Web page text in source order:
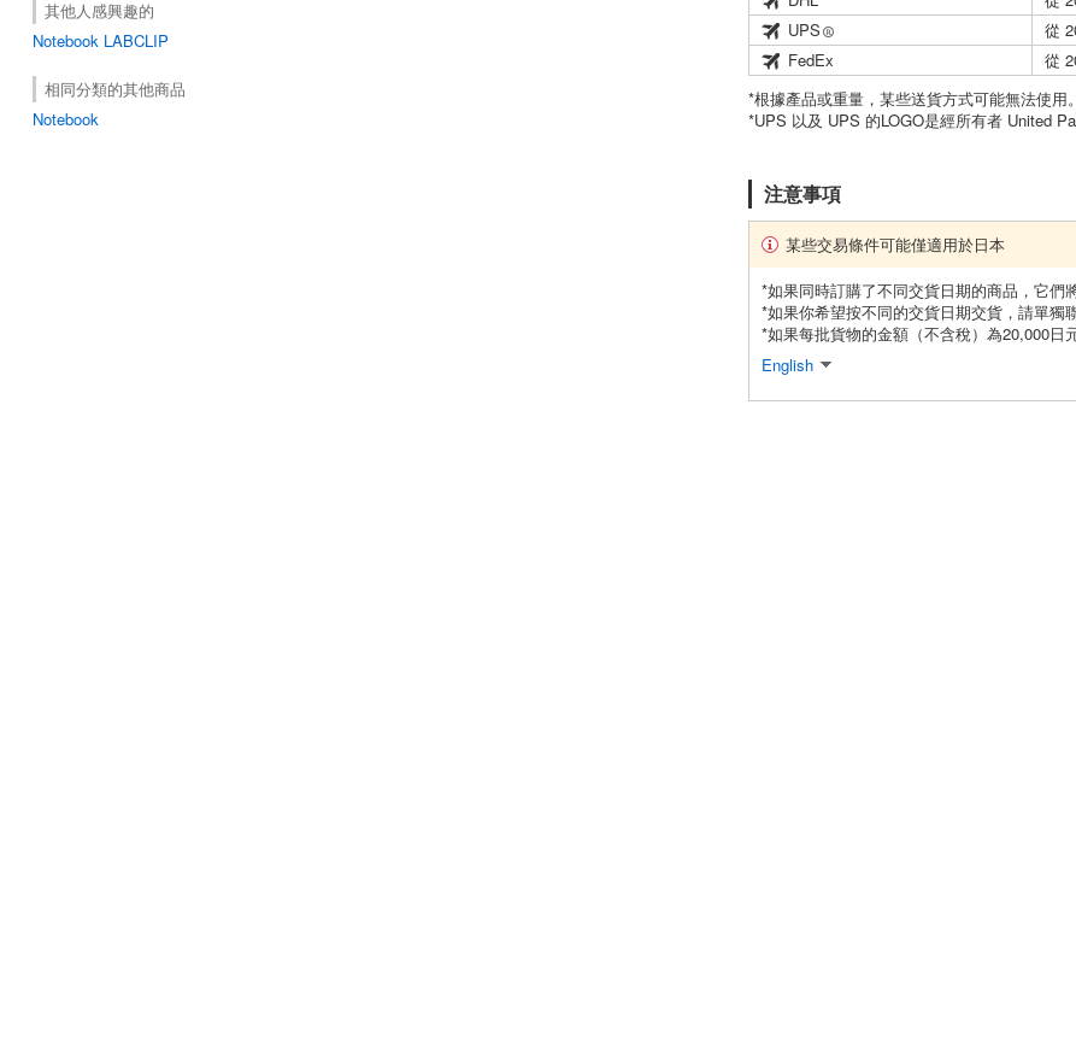
其他人感興趣的
Notebook LABCLIP
相同分類的其他商品
Notebook
UPS
從
FedEx
從
*根據產品或重量，某些送貨方式可能無法使用。
*UPS 以及 UPS 的LOGO是經所有者 United
注意事項
某些交易條件可能僅適用於日本
*如果同時訂購了不同交貨日期的商品，它們
*如果你希望按不同的交貨日期交貨，請單獨
*如果每批貨物的金額（不含稅）為20,000日
English